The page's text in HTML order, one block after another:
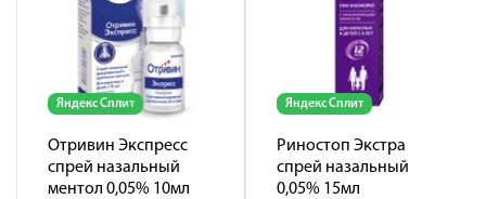
Яндекс Сплит
Отривин Экспресс
спрей назальный
ментол 0,05% 10мл
Яндекс Сплит
Риностоп Экстра
спрей назальный
0,05% 15мл